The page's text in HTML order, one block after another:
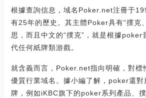
根據查詢信息，域名Poker.net注冊于
有25年的歷史。其主體Poker具有“撲克
思，而且中文的“撲克”，就是根據poker
代任何紙牌類游戲。
就含義而言，Poker.net指向明確，對標
優質行業域名。據小編了解，poker還對
牌，例如iKBC旗下的poker系列產品、